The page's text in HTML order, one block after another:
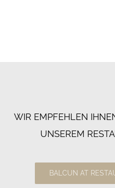
WIR EMPFEHLEN
UNSEREM
BALCUN AT